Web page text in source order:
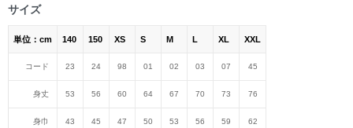
サイズ
単位：cm 140 150 XS S M L XL XXL
コード 23 24 98 01 02 03 07 45
身丈 53 56 60 64 67 70 73 76
身巾 43 45 47 50 53 56 59 62